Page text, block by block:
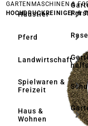
Haustier
Pferd
Landwirtschaft
Spielwaren &
Freizeit
Haus &
Wohnen
GARTENMASCHINEN &
HOCHDRUCKREINIGER &
Bildergalerie